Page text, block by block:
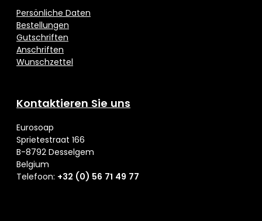
Persönliche Daten
Bestellungen
Gutschriften
Anschriften
Wunschzettel
Kontaktieren Sie uns
Eurosoap
Sprietestraat 166
B-8792 Desselgem
Belgium
Telefoon: +32 (0) 56 71 49 77